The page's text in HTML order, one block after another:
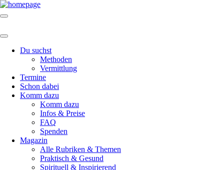
Du suchst
Methoden
Vermittlung
Termine
Schon dabei
Komm dazu
Komm dazu
Infos & Preise
FAQ
Spenden
Magazin
Alle Rubriken & Themen
Praktisch & Gesund
Spirituell & Inspirierend